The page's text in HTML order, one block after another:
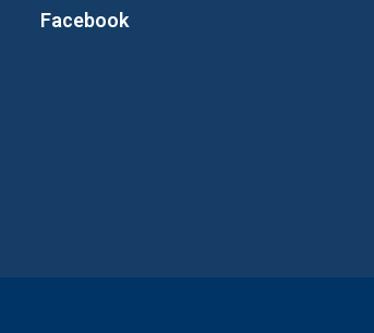
Facebook